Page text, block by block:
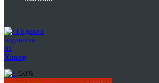
Годовая
подписка
на
Хакер
-50%